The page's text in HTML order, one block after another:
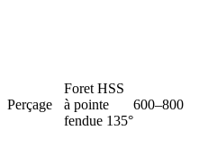
Perçage
Foret HSS
à pointe
fendue 135°
600–800